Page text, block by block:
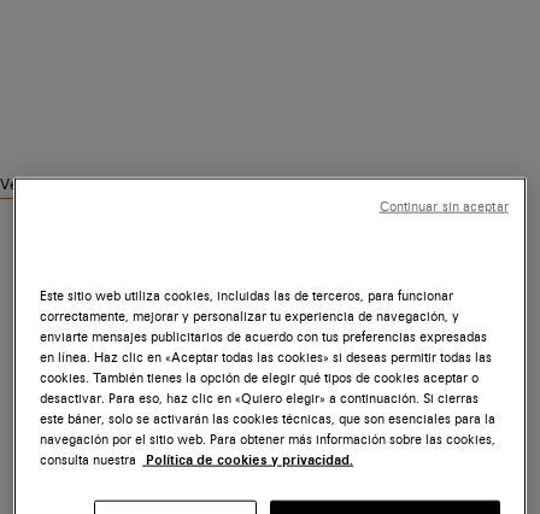
Ver productos similares
Este sitio web utiliza cookies, incluidas las de terceros, para funcionar
correctamente, mejorar y personalizar tu experiencia de navegación, y
enviarte mensajes publicitarios de acuerdo con tus preferencias expresadas
en línea. Haz clic en «Aceptar todas las cookies» si deseas permitir todas las
cookies. También tienes la opción de elegir qué tipos de cookies aceptar o
desactivar. Para eso, haz clic en «Quiero elegir» a continuación. Si cierras
este báner, solo se activarán las cookies técnicas, que son esenciales para la
navegación por el sitio web. Para obtener más información sobre las cookies,
consulta nuestra
Política de cookies y privacidad.
Continuar sin aceptar